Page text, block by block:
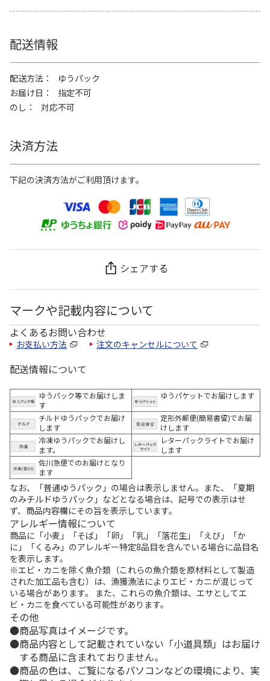
配送情報
配送方法
ゆうパック
お届け日
指定不可
のし
対応不可
決済方法
下記の決済方法がご利用頂けます。
シェアする
マークや記載内容について
よくあるお問い合わせ
お支払い方法 注文のキャンセルについて
配送情報について
ゆうパック等でお届けしま
す
ゆうパケットでお届けします
チルドゆうパックでお届け
します
定形外郵便(簡易書留)でお届
けします
冷凍ゆうパックでお届けし
ます。
レターパックライトでお届け
します
佐川急便でのお届けとなり
ます
なお、「普通ゆうパック」の場合は表示しません。また、「夏期
のみチルドゆうパック」などとなる場合は、記号での表示はせ
ず、商品内容欄にその旨を表示しています。
アレルギー情報について
商品に「小麦」「そば」「卵」「乳」「落花生」「えび」「か
に」「くるみ」のアレルギー特定8品目を含んでいる場合に品目名
を表示します。
※エビ・カニを除く魚介類（これらの魚介類を原材料として製造
された加工品も含む）は、漁獲漁法によりエビ・カニが混じって
いる場合があります。 また、これらの魚介類は、エサとしてエ
ビ・カニを食べている可能性があります。
その他
商品写真はイメージです。
商品内容として記載されていない「小道具類」はお届け
する商品に含まれておりません。
商品の色は、ご覧になるパソコンなどの環境により、実